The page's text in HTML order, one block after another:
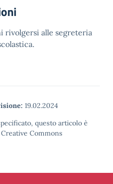
rivolgersi alle segreteria
19.02.2024
questo articolo è
Commons